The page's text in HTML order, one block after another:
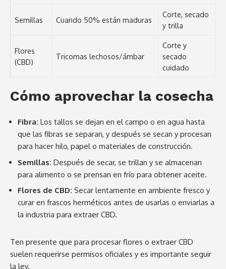
Semillas Cuando 50% están maduras
Corte, secado
y trilla
Flores
(CBD)
Tricomas lechosos/ámbar
Corte y
secado
cuidado
Cómo aprovechar la cosecha
Fibra: Los tallos se dejan en el campo o en agua hasta
que las fibras se separan, y después se secan y procesan
para hacer hilo, papel o materiales de construcción.
Semillas: Después de secar, se trillan y se almacenan
para alimento o se prensan en frío para obtener aceite.
Flores de CBD: Secar lentamente en ambiente fresco y
curar en frascos herméticos antes de usarlas o enviarlas a
la industria para extraer CBD.
Ten presente que para procesar flores o extraer CBD
suelen requerirse permisos oficiales y es importante seguir
la ley.